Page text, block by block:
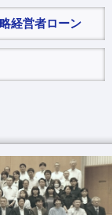
経営者ローン